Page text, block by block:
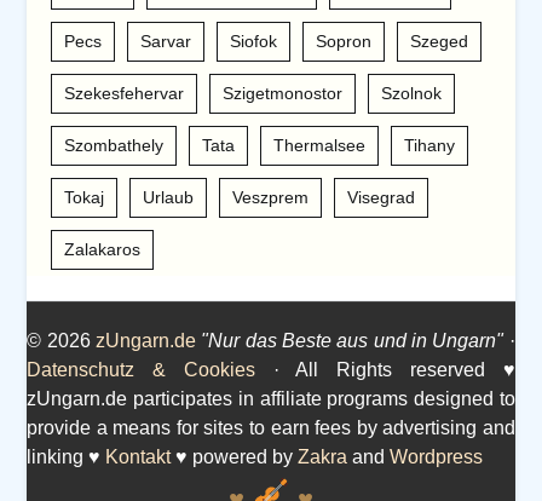
Pecs Sarvar Siofok Sopron Szeged
Szekesfehervar Szigetmonostor Szolnok
Szombathely Tata Thermalsee Tihany
Tokaj Urlaub Veszprem Visegrad
Zalakaros
© 2026 zUngarn.de "Nur das Beste aus und in Ungarn"·
Datenschutz & Cookies· All Rights reserved ♥
zUngarn.de participates in affiliate programs designed to
provide a means for sites to earn fees by advertising and
linking ♥ Kontakt♥ powered byZakra andWordpress